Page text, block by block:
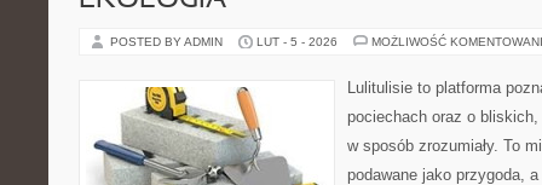
POSTED BY ADMIN LUT - 5 - 2026 MOŻLIWOŚĆ
Lulitulisie to platforma
pociechach oraz o
w sposób zrozumiały. To
podawane jako przygoda,